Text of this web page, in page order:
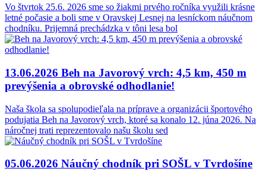
Vo štvrtok 25.6. 2026 sme so žiakmi prvého ročníka využili krásne
letné počasie a boli sme v Oravskej Lesnej na lesníckom náučnom
chodníku. Prijemná prechádzka v tôni lesa bol
13.06.2026 Beh na Javorový vrch: 4,5 km, 450 m
prevýšenia a obrovské odhodlanie!
Naša škola sa spolupodieľala na príprave a organizácii športového
podujatia Beh na Javorový vrch, ktoré sa konalo 12. júna 2026. Na
náročnej trati reprezentovalo našu školu sed
05.06.2026 Náučný chodník pri SOŠL v Tvrdošíne